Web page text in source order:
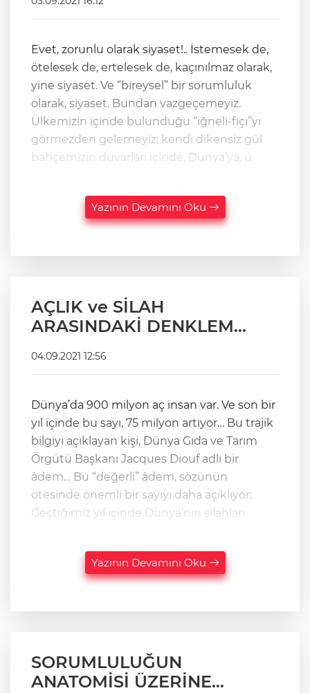
Evet, zorunlu olarak siyaset!.. İstemesek de,
ötelesek de, ertelesek de, kaçınılmaz olarak,
yine siyaset. Ve “bireysel” bir sorumluluk
olarak, siyaset. Bundan vazgeçemeyiz.
Ülkemizin içinde bulunduğu “iğneli-fıçı”yı
görmezden gelemeyiz; kendi dikensiz gül
bahçemizin duvarları içinde, Dünya’ya, ü
Yazının Devamını Oku
AÇLIK ve SİLAH
ARASINDAKİ DENKLEM…
04.09.2021 12:56
Dünya’da 900 milyon aç insan var. Ve son bir
yıl içinde bu sayı, 75 milyon artıyor… Bu trajik
bilgiyi açıklayan kişi, Dünya Gıda ve Tarım
Örgütü Başkanı Jacques Diouf adlı bir
âdem… Bu “değerli” âdem, sözünün
ötesinde önemli bir sayıyı daha açıklıyor:
Geçtiğimiz yıl içinde Dünya’nın silahlan
Yazının Devamını Oku
SORUMLULUĞUN
ANATOMİSİ ÜZERİNE…